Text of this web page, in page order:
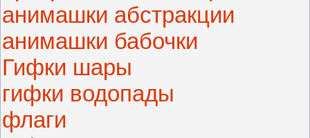
анимашки абстракции
анимашки бабочки
Гифки шары
гифки водопады
флаги